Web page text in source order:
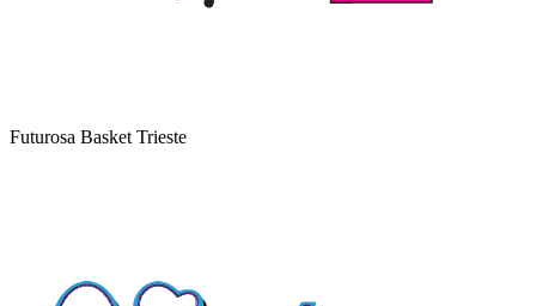
Futurosa Basket Trieste